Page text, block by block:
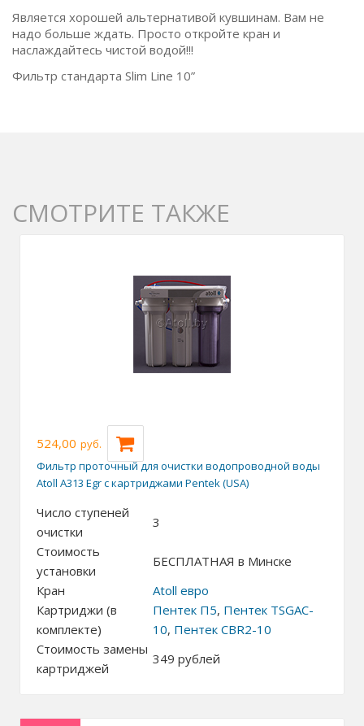
Является хорошей альтернативой кувшинам. Вам не
надо больше ждать. Просто откройте кран и
наслаждайтесь чистой водой!!!
Фильтр стандарта Slim Line 10”
СМОТРИТЕ ТАКЖЕ
524,00 руб.
Фильтр проточный для очистки водопроводной воды
Atoll A313 Egr с картриджами Pentek (USA)
Число ступеней
очистки
3
Стоимость
установки
БЕСПЛАТНАЯ в Минске
Кран
Atoll евро
Картриджи (в
комплекте)
Пентек П5, Пентек TSGAC-
10, Пентек CBR2-10
Стоимость замены
картриджей
349 рублей